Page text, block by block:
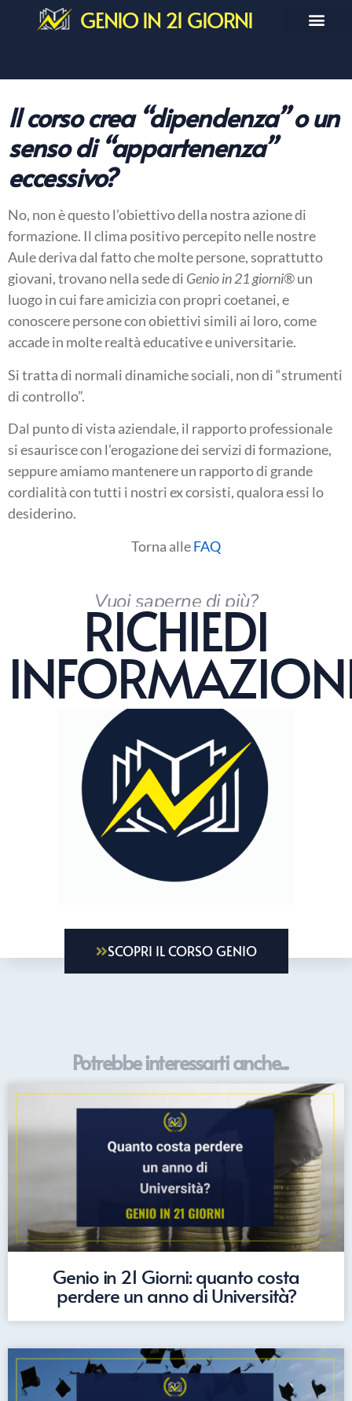
GENIO IN 21 GIORNI
Il corso crea “dipendenza” o un
senso di “appartenenza”
eccessivo?
No, non è questo l’obiettivo della nostra azione di
formazione. Il clima positivo percepito nelle nostre
Aule deriva dal fatto che molte persone, soprattutto
giovani, trovano nella sede di Genio in 21 giorni® un
luogo in cui fare amicizia con propri coetanei, e
conoscere persone con obiettivi simili ai loro, come
accade in molte realtà educative e universitarie.
Si tratta di normali dinamiche sociali, non di “strumenti
di controllo”.
Dal punto di vista aziendale, il rapporto professionale
si esaurisce con l’erogazione dei servizi di formazione,
seppure amiamo mantenere un rapporto di grande
cordialità con tutti i nostri ex corsisti, qualora essi lo
desiderino.
Torna alleFAQ
Vuoi saperne di più?
RICHIEDI
SCOPRI IL CORSO GENIO
Potrebbe interessarti anche...
Genio in 21 Giorni: quanto costa
perdere un anno di Università?